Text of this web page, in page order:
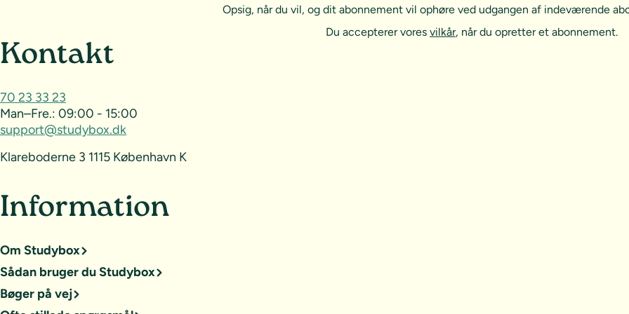
Opsig, når du vil, og dit abonnement vil ophøre ved udgangen af indeværende
Du accepterer vores vilkår, når du opretter et abonnement.
Sideoversigt og kontakt
Kontakt
70 23 33 23
Man–Fre.: 09:00 - 15:00
support@studybox.dk
Klareboderne 3 1115 København K
Information
Om Studybox
Sådan bruger du Studybox
Bøger på vej